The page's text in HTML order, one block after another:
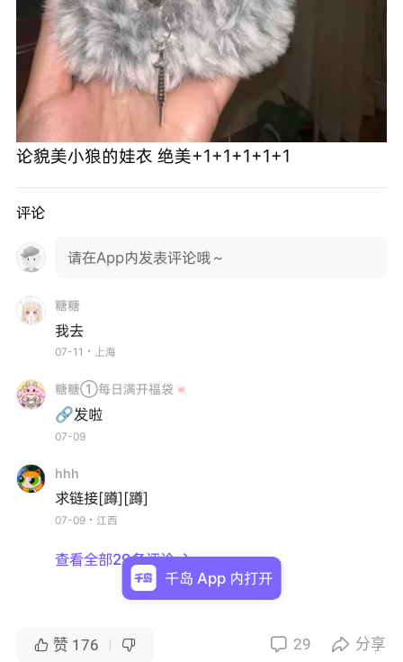
论貌美小狼的娃衣 绝美+1+1+1+1+1
评论
请在App内发表评论哦～
糖糖
我去
07-11・上海
糖糖①每日满开福袋🍬
🔗发啦
07-09
hhh
求链接[蹲][蹲]
07-09・江西
查看全部29条评论 
 赞 176   29  分享
千岛 App 内打开